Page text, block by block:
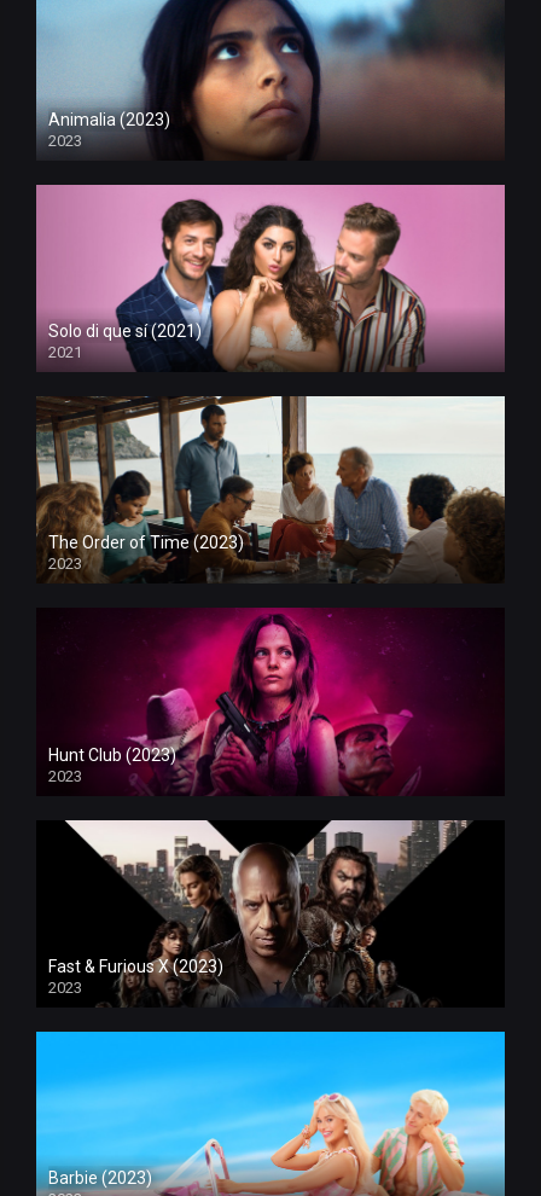
Animalia (2023)
2023
Solo di que sí (2021)
2021
The Order of Time (2023)
2023
Hunt Club (2023)
2023
Fast & Furious X (2023)
2023
Barbie (2023)